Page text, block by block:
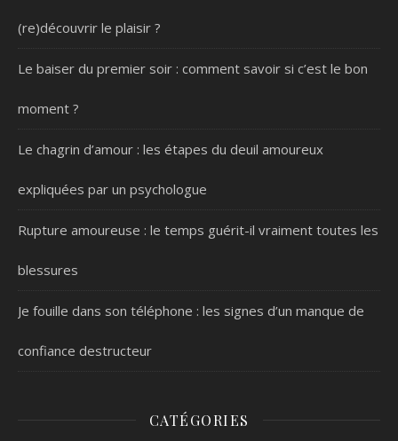
(re)découvrir le plaisir ?
Le baiser du premier soir : comment savoir si c’est le bon
moment ?
Le chagrin d’amour : les étapes du deuil amoureux
expliquées par un psychologue
Rupture amoureuse : le temps guérit-il vraiment toutes les
blessures
Je fouille dans son téléphone : les signes d’un manque de
confiance destructeur
CATÉGORIES